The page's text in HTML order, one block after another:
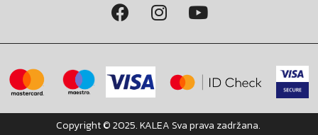
Copyright © 2025. KALEA Sva prava zadržana.